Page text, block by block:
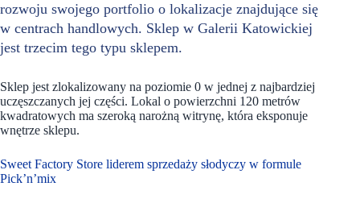
rozwoju swojego portfolio o lokalizacje znajdujące się
w centrach handlowych. Sklep w Galerii Katowickiej
jest trzecim tego typu sklepem.
Sklep jest zlokalizowany na poziomie 0 w jednej z najbardziej
uczęszczanych jej części. Lokal o powierzchni 120 metrów
kwadratowych ma szeroką narożną witrynę, która eksponuje
wnętrze sklepu.
Sweet Factory Store liderem sprzedaży słodyczy w formule
Pick’n’mix